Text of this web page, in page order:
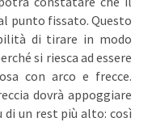
punto fissato. Questo
di tirare in modo
si riesca ad essere
con arco e frecce.
dovrà appoggiare
un rest più alto: così